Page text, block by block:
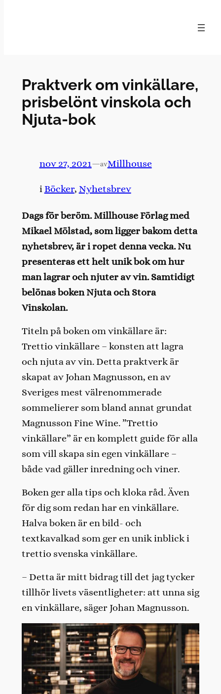
Praktverk om vinkällare,
prisbelönt vinskola och
Njuta-bok
nov 27, 2021—avMillhouse
i Böcker, Nyhetsbrev
Dags för beröm. Millhouse Förlag med
Mikael Mölstad, som ligger bakom detta
nyhetsbrev, är i ropet denna vecka. Nu
presenteras ett helt unik bok om hur
man lagrar och njuter av vin. Samtidigt
belönas boken Njuta och Stora
Vinskolan.
Titeln på boken om vinkällare är:
Trettio vinkällare – konsten att lagra
och njuta av vin. Detta praktverk är
skapat av Johan Magnusson, en av
Sveriges mest välrenommerade
sommelierer som bland annat grundat
Magnusson Fine Wine. ”Trettio
vinkällare” är en komplett guide för alla
som vill skapa sin egen vinkällare –
både vad gäller inredning och viner.
Boken ger alla tips och kloka råd. Även
för dig som redan har en vinkällare.
Halva boken är en bild- och
textkavalkad som ger en unik inblick i
trettio svenska vinkällare.
– Detta är mitt bidrag till det jag tycker
tillhör livets väsentligheter: att unna sig
en vinkällare, säger Johan Magnusson.